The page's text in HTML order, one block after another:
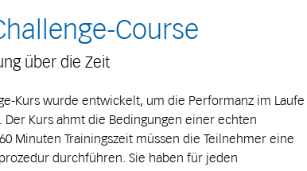
Course
über die Zeit
Kurs wurde entwickelt, um die Performanz im Laufe
Kurs ahmt die Bedingungen einer echten
Minuten Trainingszeit müssen die Teilnehmer eine
durchführen. Sie haben für jeden